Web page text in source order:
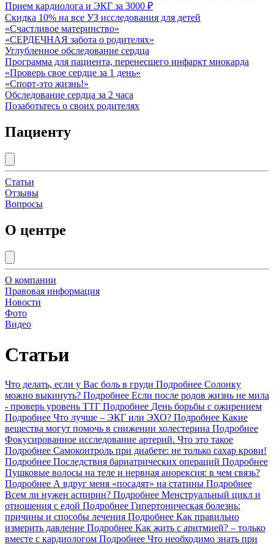
Прием кардиолога и ЭКГ за 3000 ₽
Скидка 10% на все УЗ исследования для детей
«Счастливое материнство»
«СЕРДЕЧНАЯ забота о родителях»
Углубленное обследование сердца
Программа для пациента, перенесшего инфаркт миокарда
«Проверь свое сердце за 1 день»
«Спорт-это жизнь!»
Обследование сердца за 2 часа
Позаботьтесь о своих родителях
Пациенту
Статьи
Отзывы
Вопросы
О центре
О компании
Правовая информация
Новости
Фото
Видео
Статьи
Что делать, если у Вас боль в груди Подробнее Солонку
можно выкинуть? Подробнее Если после родов жизнь не мила
- проверь уровень ТТГ Подробнее День борьбы с ожирением
Подробнее Что лучше – ЭКГ или ЭХО? Подробнее Какие
вещества могут помочь в снижении холестерина Подробнее
Фокусированное исследование артерий. Что это такое
Подробнее Самоконтроль при диабете: не только сахар крови!
Подробнее Последствия бариатрических операций Подробнее
Пушковые волосы на теле и нервная анорексия: в чем связь?
Подробнее А вдруг меня «посадят» на статины Подробнее
Всем ли нужен аспирин? Подробнее Менструальный цикл и
отношения с едой Подробнее Гипертоническая болезнь:
причины и способы лечения Подробнее Как правильно
измерить давление Подробнее Как жить с аритмией? – только
вместе с кардиологом Подробнее Что необходимо знать при